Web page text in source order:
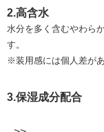
2.高含水
水分を多く含むやわら
す。
※装用感には個人差があ
3.保湿成分配合